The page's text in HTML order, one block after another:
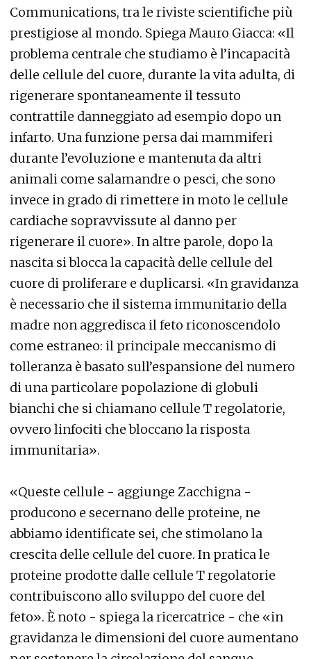
Communications, tra le riviste scientifiche più
prestigiose al mondo. Spiega Mauro Giacca: «Il
problema centrale che studiamo è l’incapacità
delle cellule del cuore, durante la vita adulta, di
rigenerare spontaneamente il tessuto
contrattile danneggiato ad esempio dopo un
infarto. Una funzione persa dai mammiferi
durante l’evoluzione e mantenuta da altri
animali come salamandre o pesci, che sono
invece in grado di rimettere in moto le cellule
cardiache sopravvissute al danno per
rigenerare il cuore». In altre parole, dopo la
nascita si blocca la capacità delle cellule del
cuore di proliferare e duplicarsi. «In gravidanza
è necessario che il sistema immunitario della
madre non aggredisca il feto riconoscendolo
come estraneo: il principale meccanismo di
tolleranza è basato sull’espansione del numero
di una particolare popolazione di globuli
bianchi che si chiamano cellule T regolatorie,
ovvero linfociti che bloccano la risposta
immunitaria».
«Queste cellule - aggiunge Zacchigna -
producono e secernano delle proteine, ne
abbiamo identificate sei, che stimolano la
crescita delle cellule del cuore. In pratica le
proteine prodotte dalle cellule T regolatorie
contribuiscono allo sviluppo del cuore del
feto». È noto - spiega la ricercatrice - che «in
gravidanza le dimensioni del cuore aumentano